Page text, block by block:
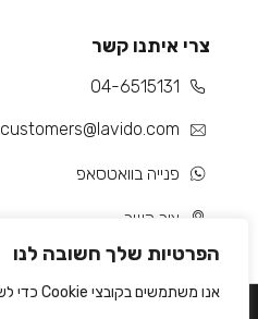
הפרטיות שלך חשובה לנו
אנו משתמשים בקובצי Cookie כדי לשפר את חווית הגלישה שלך
צרי איתנו קשר
04-6515131
customers@lavido.com
פנייה בוואטסאפ
צור קשר